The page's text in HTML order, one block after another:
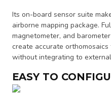
Its on-board sensor suite
airborne mapping package.
magnetometer, and
create accurate
without integrating to
EASY TO